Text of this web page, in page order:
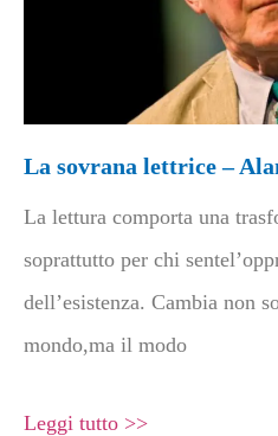
La sovrana lettrice –
La lettura comporta una
soprattutto per chi
dell’esistenza. Cambia non
mondo,ma il modo
Leggi tutto >>